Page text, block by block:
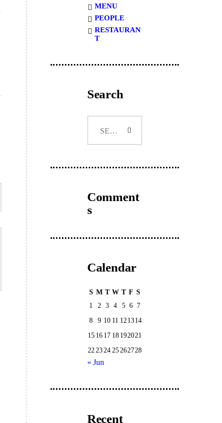
MENU
PEOPLE
RESTAURAN
T
Search
Comment
s
Calendar
S M T W T F S
1
2 3 4 5 6
7
8
9 10 11 121314
15 16 17 18 192021
222324 25262728
« Jun
Recent